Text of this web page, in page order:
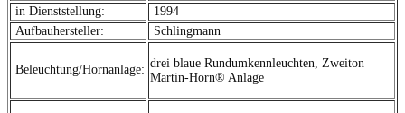
in Dienststellung:
1994
Aufbauhersteller:
Schlingmann
Beleuchtung/Hornanlage: drei blaue Rundumkennleuchten, Zweiton
Martin-Horn® Anlage